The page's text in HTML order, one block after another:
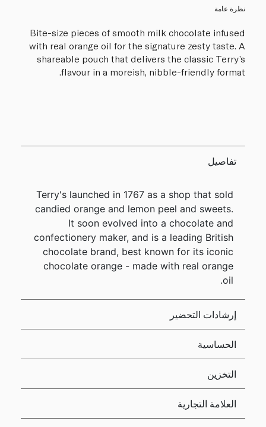
نظرة عامة
Bite-size pieces of smooth milk chocolate infused
with real orange oil for the signature zesty taste. A
shareable pouch that delivers the classic Terry’s
flavour in a moreish, nibble-friendly format.
تفاصيل
Terry's launched in 1767 as a shop that sold
candied orange and lemon peel and sweets.
It soon evolved into a chocolate and
confectionery maker, and is a leading British
chocolate brand, best known for its iconic
chocolate orange - made with real orange
oil.
إرشادات التحضير
الحساسية
التخزين
العلامة التجارية